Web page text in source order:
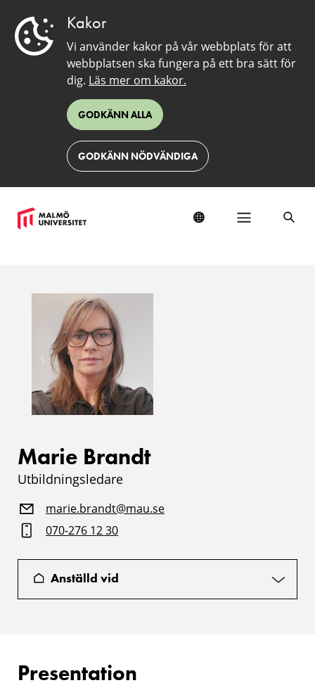
Kakor
Vi använder kakor på vår webbplats för att
webbplatsen ska fungera på ett bra sätt för
dig. Läs mer om kakor.
GODKÄNN ALLA
GODKÄNN NÖDVÄNDIGA
Marie Brandt
Utbildningsledare
marie.brandt@mau.se
070-276 12 30
Anställd vid
Presentation